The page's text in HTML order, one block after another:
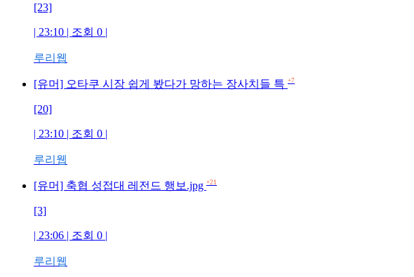
[23]
| 23:10 | 조회 0 |
루리웹
[유머] 오타쿠 시장 쉽게 봤다가 망하는 장사치들 특 +7
[20]
| 23:10 | 조회 0 |
루리웹
[유머] 축협 성접대 레전드 행보.jpg +21
[3]
| 23:06 | 조회 0 |
루리웹